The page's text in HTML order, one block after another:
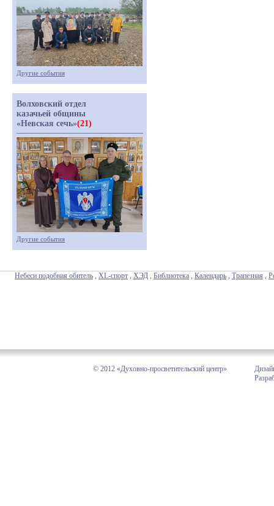
Другие события
Волховский отдел
казачьей общины
«Невская сечь»(21)
Другие события
Небеси подобная обитель , XL-спорт , ХЭД , Библиотека , Календарь , Трапезная ,
© 2012 «Духовно-просветительский центр»